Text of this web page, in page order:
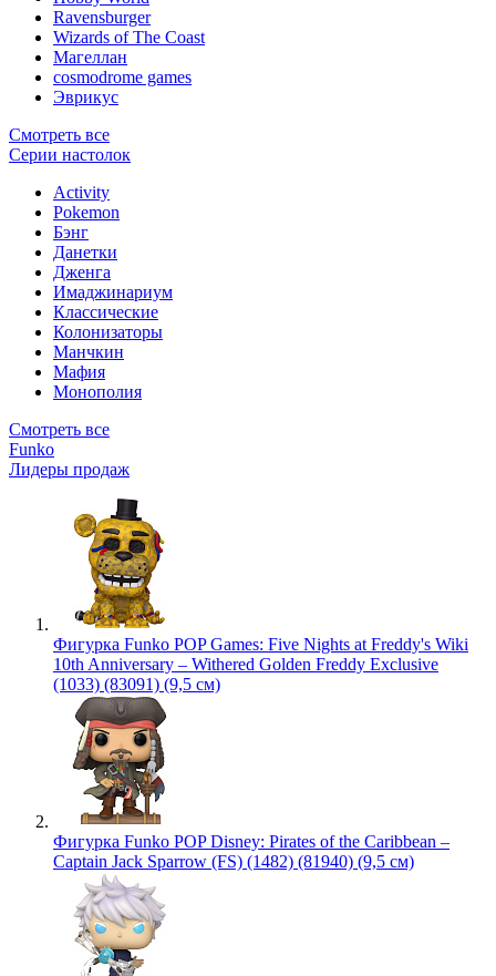
Ravensburger
Wizards of The Coast
Магеллан
сosmodrome games
Эврикус
Смотреть все
Серии настолок
Activity
Pokemon
Бэнг
Данетки
Дженга
Имаджинариум
Классические
Колонизаторы
Манчкин
Мафия
Монополия
Смотреть все
Funko
Лидеры продаж
Фигурка Funko POP Games: Five Nights at Freddy's Wiki
10th Anniversary – Withered Golden Freddy Exclusive
(1033) (83091) (9,5 см)
Фигурка Funko POP Disney: Pirates of the Caribbean –
Captain Jack Sparrow (FS) (1482) (81940) (9,5 см)